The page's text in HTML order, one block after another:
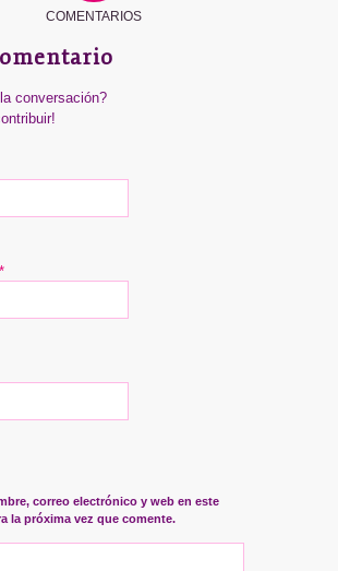
COMENTARIOS
conversación?
*
correo electrónico y web en este
la próxima vez que comente.